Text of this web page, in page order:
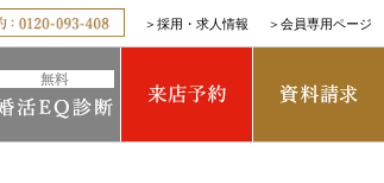
＞ 採用・求人情報 ＞ 会員専用ページ